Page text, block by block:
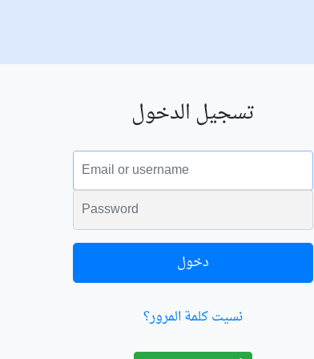
تسجيل الدخول
البريد الالكتروني
الكلمة السرية
دخول
نسيت كلمة المرور؟